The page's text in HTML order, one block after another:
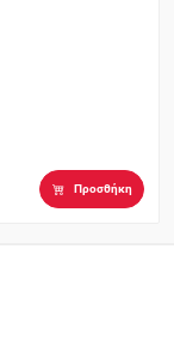
Προσθήκη